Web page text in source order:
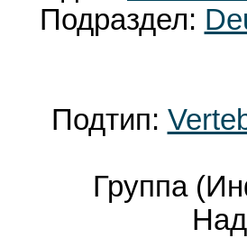
Подраздел:
Подтип:
Группа